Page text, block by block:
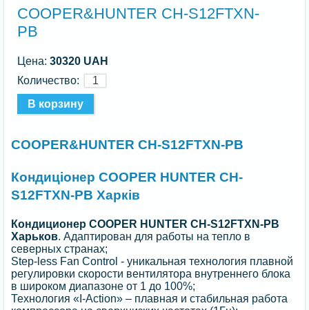
COOPER&HUNTER CH-S12FTXN-
PB
Цена:30320 UAH
Количество:
COOPER&HUNTER CH-S12FTXN-PB
Кондиціонер COOPER HUNTER CH-
S12FTXN-PB Харків
Кондиционер COOPER HUNTER CH-S12FTXN-PB
Харьков. Адаптирован для работы на тепло в
северных странах;
Step-less Fan Control - уникальная технология плавной
регулировки скорости вентилятора внутреннего блока
в широком диапазоне от 1 до 100%;
Технология «I-Action» – плавная и стабильная работа